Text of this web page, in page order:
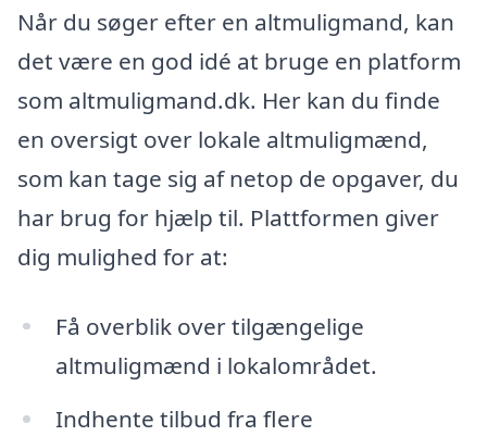
Når du søger efter en altmuligmand, kan
det være en god idé at bruge en platform
som altmuligmand.dk. Her kan du finde
en oversigt over lokale altmuligmænd,
som kan tage sig af netop de opgaver, du
har brug for hjælp til. Plattformen giver
dig mulighed for at:
Få overblik over tilgængelige
altmuligmænd i lokalområdet.
Indhente tilbud fra flere